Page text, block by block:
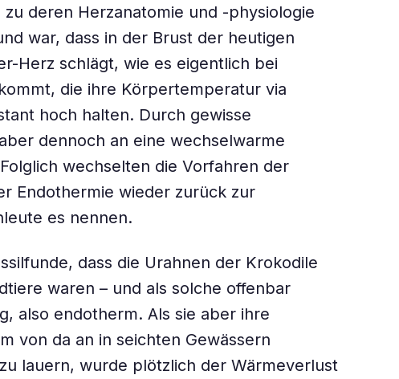
deren Herzanatomie und -physiologie
war, dass in der Brust der heutigen
Herz schlägt, wie es eigentlich bei
die ihre Körpertemperatur via
hoch halten. Durch gewisse
dennoch an eine wechselwarme
wechselten die Vorfahren der
Endothermie wieder zurück zur
es nennen.
dass die Urahnen der Krokodile
waren – und als solche offenbar
also endotherm. Als sie aber ihre
von da an in seichten Gewässern
lauern, wurde plötzlich der Wärmeverlust